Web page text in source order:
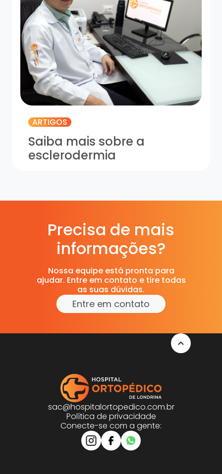
ARTIGOS
Saiba mais sobre a
esclerodermia
Precisa de mais
informações?
Nossa equipe está pronta para
ajudar. Entre em contato e tire todas
as suas dúvidas.
Entre em contato
sac@hospitalortopedico.com.br
Política de privacidade
Conecte-se com a gente: